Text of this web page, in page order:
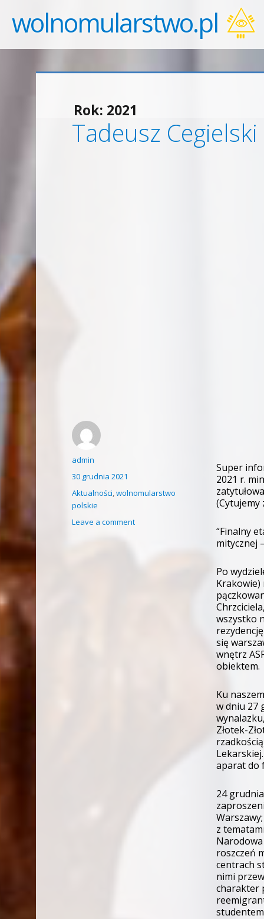
wolnomularstwo.pl
Rok: 2021
Tadeusz
Super
2021 r.
(Cytujemy
“Finalny
mitycznej
Po
Krakowie)
wszystko
się
wnętrz
obiektem.
Ku
w dniu 27
Złotek-
aparat do
24
z
roszczeń
centrach
nimi
charakter
Author
admin
Posted
on
30 grudnia 2021
Categories
Aktualności,wolnomularstwo
polskie
Leave a commenton